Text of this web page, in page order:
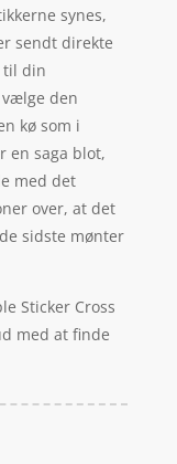
synes,
sendt direkte
til din
den
kø som i
en saga blot,
med det
over, at det
sidste mønter
Sticker Cross
med at finde